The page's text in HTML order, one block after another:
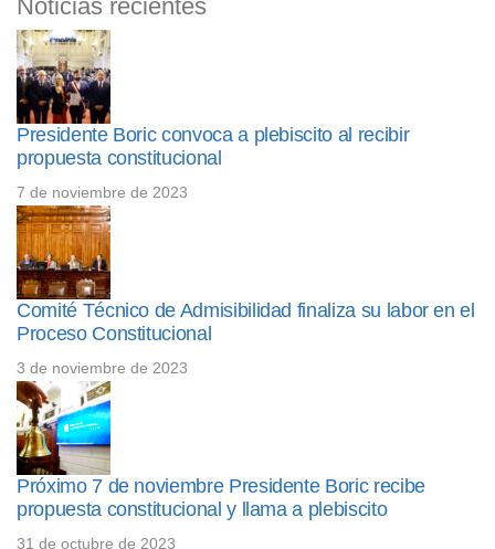
Noticias recientes
Presidente Boric convoca a plebiscito al recibir
propuesta constitucional
7 de noviembre de 2023
Comité Técnico de Admisibilidad finaliza su labor en el
Proceso Constitucional
3 de noviembre de 2023
Próximo 7 de noviembre Presidente Boric recibe
propuesta constitucional y llama a plebiscito
31 de octubre de 2023